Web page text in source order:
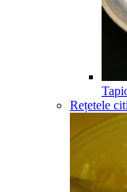
Rețetele